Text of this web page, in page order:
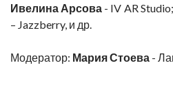
Ивелина Арсова - IV AR Studio;
– Jazzberry, и др.
Модератор: Мария Стоева -